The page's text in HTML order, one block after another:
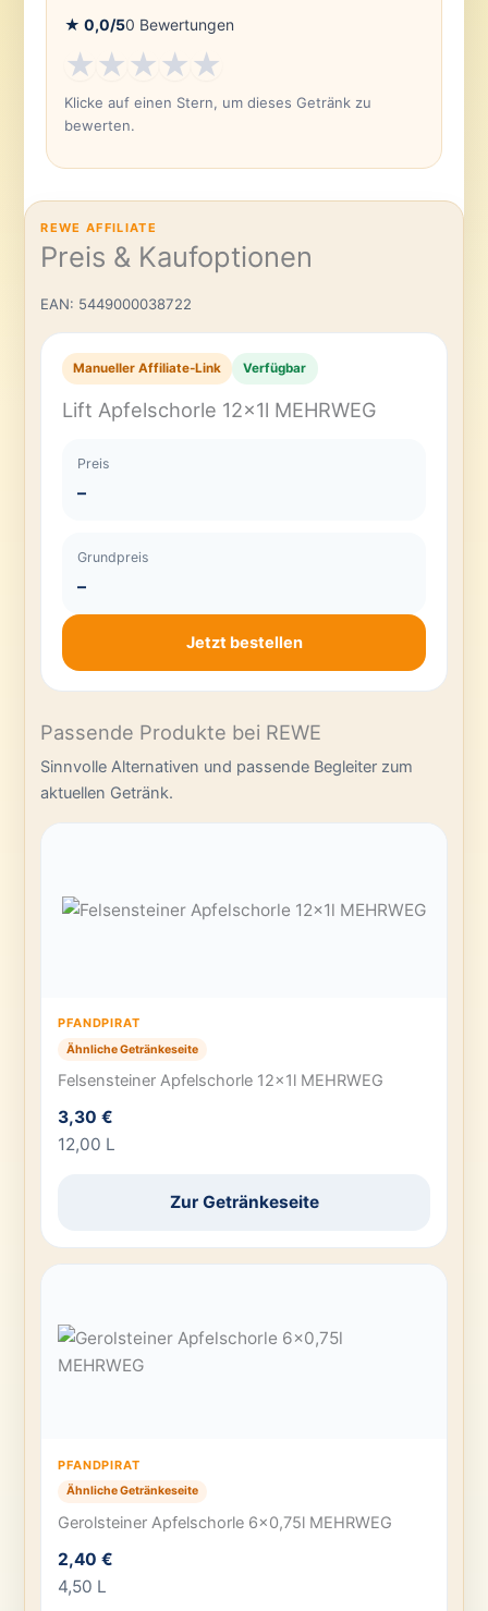
★ 0,0/50 Bewertungen
★★★★★
Klicke auf einen Stern, um dieses Getränk zu
bewerten.
REWE AFFILIATE
Preis & Kaufoptionen
EAN: 5449000038722
Manueller Affiliate-Link Verfügbar
Lift Apfelschorle 12x1l MEHRWEG
Preis
–
Grundpreis
–
Jetzt bestellen
Passende Produkte bei REWE
Sinnvolle Alternativen und passende Begleiter zum
aktuellen Getränk.
PFANDPIRAT
Ähnliche Getränkeseite
Felsensteiner Apfelschorle 12x1l MEHRWEG
3,30 €
12,00 L
Zur Getränkeseite
PFANDPIRAT
Ähnliche Getränkeseite
Gerolsteiner Apfelschorle 6×0,75l MEHRWEG
2,40 €
4,50 L